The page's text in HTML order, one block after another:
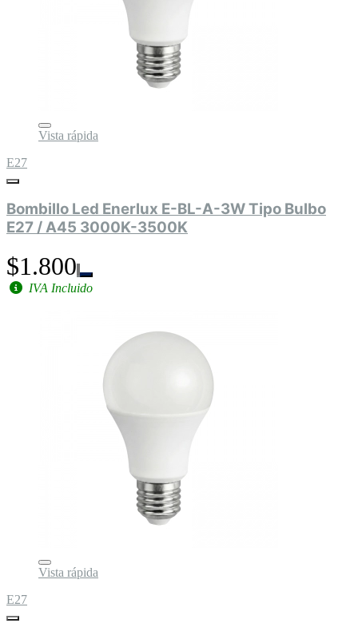
Vista rápida
E27
Bombillo Led Enerlux E-BL-A-3W Tipo Bulbo
E27 / A45 3000K-3500K
$1.800
IVA Incluido
Vista rápida
E27